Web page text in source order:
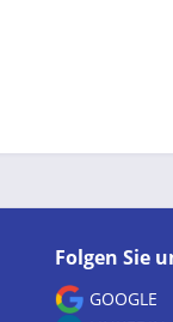
Folgen Sie
GOOGLE